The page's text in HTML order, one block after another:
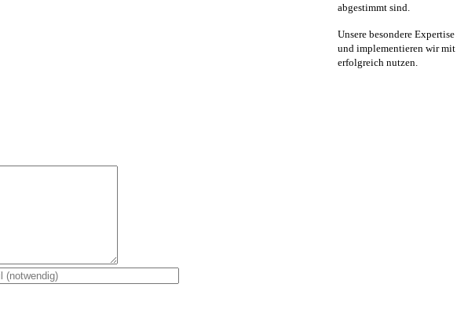
abgestimmt sind.
Unsere besondere Expertise
und implementieren wir mit
erfolgreich nutzen.